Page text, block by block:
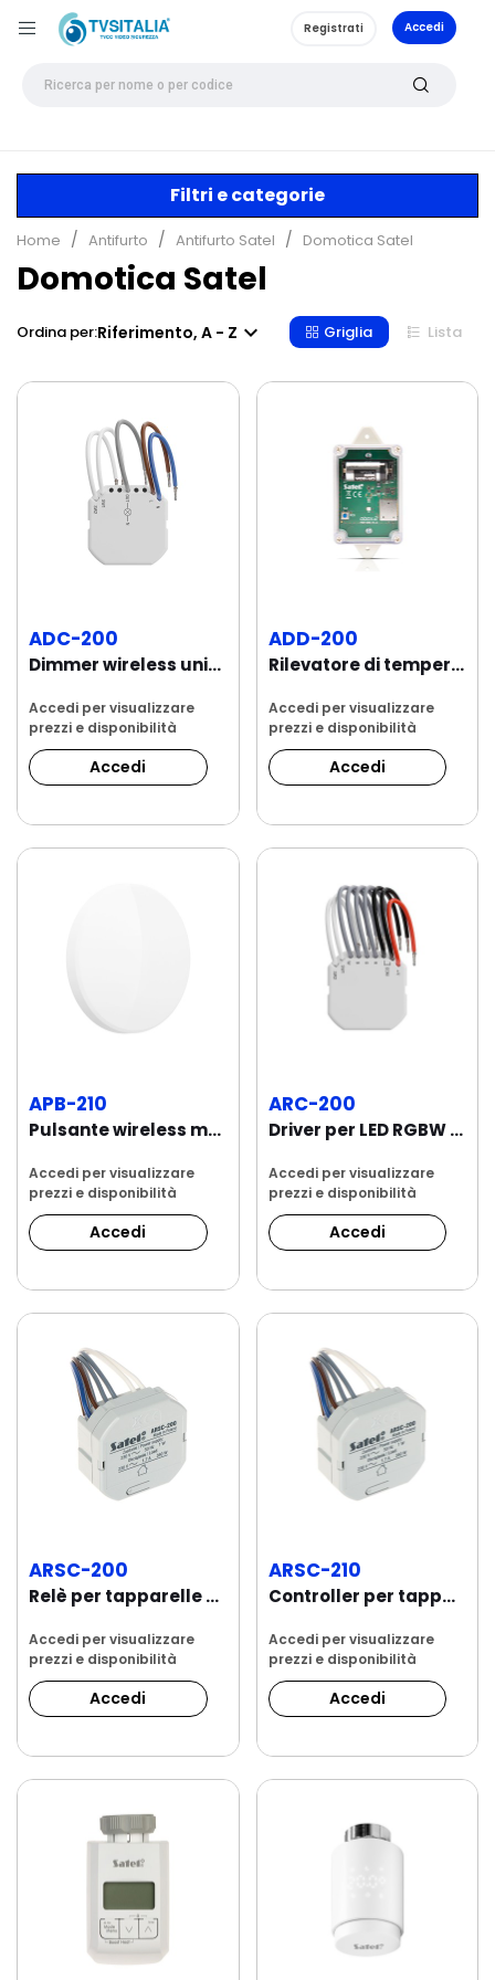
Registrati Accedi
Filtri e categorie
Home Antifurto Antifurto Satel Domotica Satel
Domotica Satel
Ordina per:Riferimento, A - Z  Griglia Lista
ADC-200
Dimmer wireless universale a 1 canale da 150 W...
Accedi per visualizzare
prezzi e disponibilità
Accedi
ADD-200
Rilevatore di temperatura e crepuscolare
Accedi per visualizzare
prezzi e disponibilità
Accedi
APB-210
Pulsante wireless multifunzione per automatismi
Accedi per visualizzare
prezzi e disponibilità
Accedi
ARC-200
Driver per LED RGBW 12/24/48V DC
Accedi per visualizzare
prezzi e disponibilità
Accedi
ARSC-200
Relè per tapparelle e tende wireless 230V A
Accedi per visualizzare
prezzi e disponibilità
Accedi
ARSC-210
Controller per tapparelle e tende wireless...
Accedi per visualizzare
prezzi e disponibilità
Accedi